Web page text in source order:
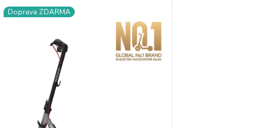
Doprava ZDARMA